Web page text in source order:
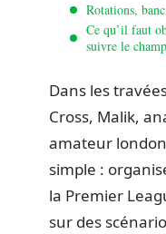
Rotations,
Ce qu’il faut
suivre le
Dans les
Cross, Malik,
amateur
simple :
la Premier
sur des